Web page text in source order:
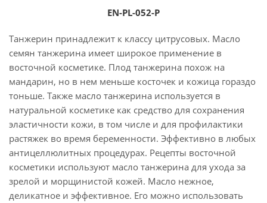
EN-PL-052-P
Танжерин принадлежит к классу цитрусовых. Масло
семян танжерина имеет широкое применение в
восточной косметике. Плод танжерина похож на
мандарин, но в нем меньше косточек и кожица гораздо
тоньше. Также масло танжерина используется в
натуральной косметике как средство для сохранения
эластичности кожи, в том числе и для профилактики
растяжек во время беременности. Эффективно в любых
антицеллюлитных процедурах. Рецепты восточной
косметики используют масло танжерина для ухода за
зрелой и морщинистой кожей. Масло нежное,
деликатное и эффективное. Его можно использовать